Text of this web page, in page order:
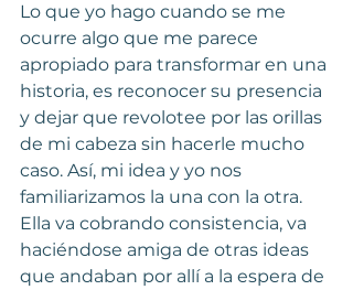
Lo que yo hago cuando se me
ocurre algo que me parece
apropiado para transformar en una
historia, es reconocer su presencia
y dejar que revolotee por las orillas
de mi cabeza sin hacerle mucho
caso. Así, mi idea y yo nos
familiarizamos la una con la otra.
Ella va cobrando consistencia, va
haciéndose amiga de otras ideas
que andaban por allí a la espera de